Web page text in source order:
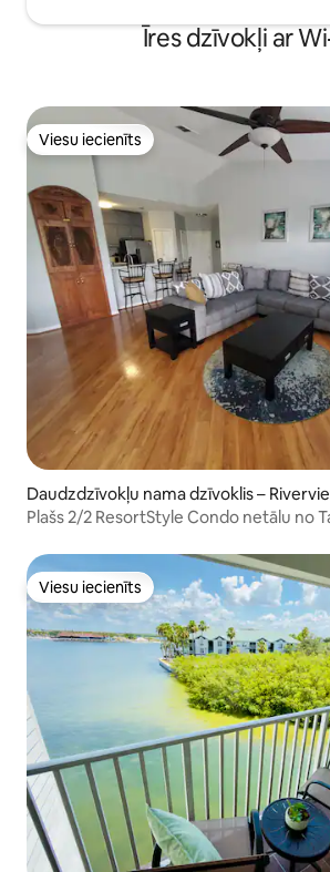
Īres dzīvokļi ar
Viesu iecienīts
Viesu iecienīts
Daudzdzīvokļu nama dzīvoklis –
Plašs 2/2 ResortStyle Condo netālu no
Viesu iecienīts
Viesu iecienīts